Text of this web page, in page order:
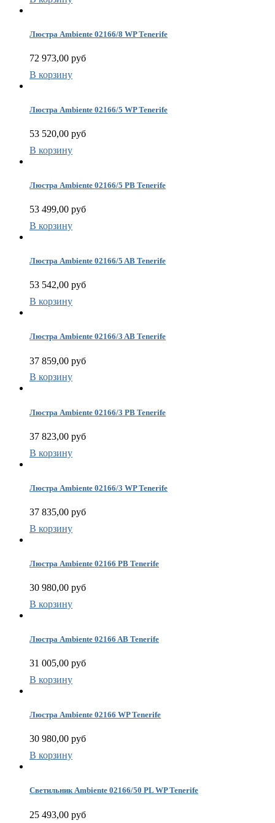
Люстра Ambiente 02166/8 WP Tenerife
72 973,00 руб
В корзину
Люстра Ambiente 02166/5 WP Tenerife
53 520,00 руб
В корзину
Люстра Ambiente 02166/5 PB Tenerife
53 499,00 руб
В корзину
Люстра Ambiente 02166/5 AB Tenerife
53 542,00 руб
В корзину
Люстра Ambiente 02166/3 AB Tenerife
37 859,00 руб
В корзину
Люстра Ambiente 02166/3 PB Tenerife
37 823,00 руб
В корзину
Люстра Ambiente 02166/3 WP Tenerife
37 835,00 руб
В корзину
Люстра Ambiente 02166 PB Tenerife
30 980,00 руб
В корзину
Люстра Ambiente 02166 AB Tenerife
31 005,00 руб
В корзину
Люстра Ambiente 02166 WP Tenerife
30 980,00 руб
В корзину
Светильник Ambiente 02166/50 PL WP Tenerife
25 493,00 руб